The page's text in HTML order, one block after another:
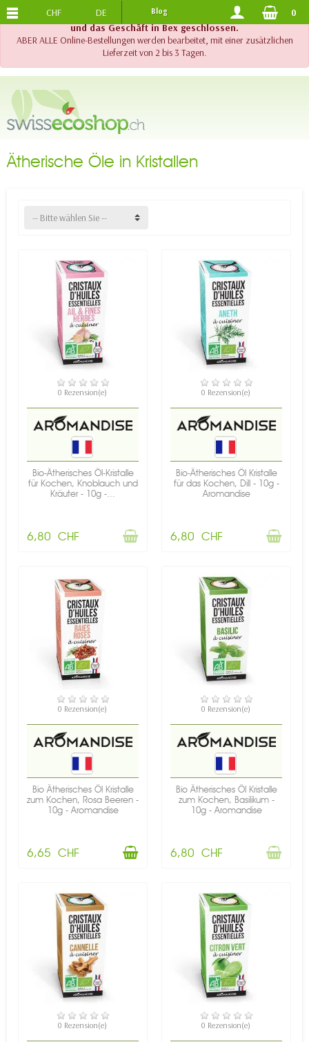
!! Wichtig !! Bis am 20. August 2026 sind der Telefonsupport
und das Geschäft in Bex geschlossen.
ABER ALLE Online-Bestellungen werden bearbeitet, mit einer zusätzlichen
Lieferzeit von 2 bis 3 Tagen.
KOSTENLOSER VERSAND AB 120.-
CHF DE Blog 0
Ätherische Öle in Kristallen
-- Bitte wählen Sie --
NICHT AUF LAGER
0 Rezension(e)
Bio-Ätherisches Öl-Kristalle
für Kochen, Knoblauch und
Kräuter - 10g -...
6,80 CHF
NICHT AUF LAGER
0 Rezension(e)
Bio-Ätherisches Öl Kristalle
für das Kochen, Dill - 10g -
Aromandise
6,80 CHF
VERFÜGBAR
0 Rezension(e)
Bio Ätherisches Öl Kristalle
zum Kochen, Rosa Beeren -
10g - Aromandise
6,65 CHF
NICHT AUF LAGER
0 Rezension(e)
Bio Ätherisches Öl Kristalle
zum Kochen, Basilikum -
10g - Aromandise
6,80 CHF
VERFÜGBAR
0 Rezension(e)
VERFÜGBAR
0 Rezension(e)